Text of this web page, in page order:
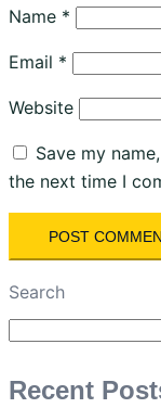
Name *
Email *
Website
Save my
the next time I
Search
Recent